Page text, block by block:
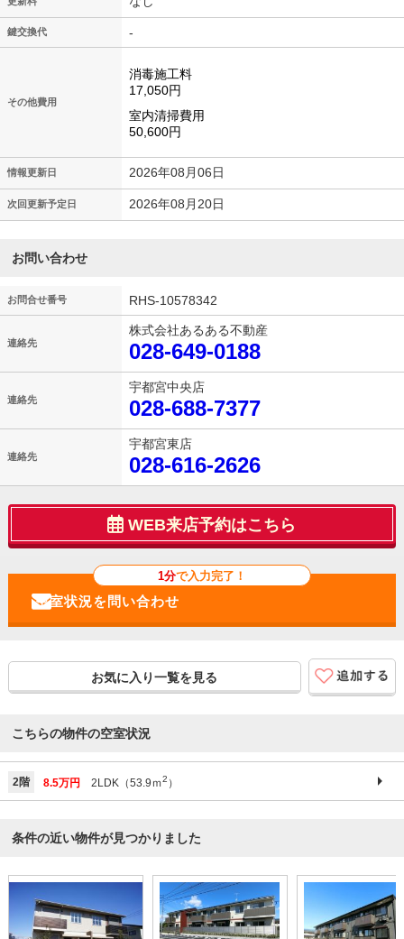
鍵交換代 -
その他費用
消毒施工料
17,050円
室内清掃費用
50,600円
情報更新日 2026年08月06日
次回更新予定日 2026年08月20日
お問い合わせ
お問合せ番号 RHS-10578342
連絡先
株式会社あるある不動産
028-649-0188
連絡先
宇都宮中央店
028-688-7377
連絡先
宇都宮東店
028-616-2626
WEB来店予約はこちら
1分で入力完了！
お気に入り一覧を見る
こちらの物件の空室状況
2階 8.5万円 2LDK（53.9ｍ2 ）
条件の近い物件が見つかりました